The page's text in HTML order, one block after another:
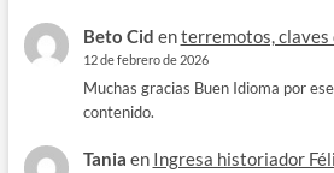
Beto Cid enterremotos, claves
12 de febrero de 2026
Muchas gracias Buen Idioma por
contenido.
Tania en Ingresa historiador